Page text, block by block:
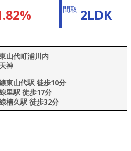
間取 2LDK
山代町浦川内
神
東山代駅 徒歩10分
里駅 徒歩17分
楠久駅 徒歩32分